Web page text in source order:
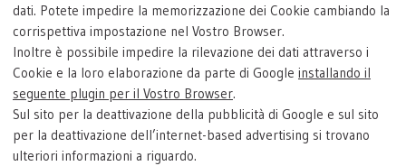
dati. Potete impedire la memorizzazione dei Cookie cambiando la
corrispettiva impostazione nel Vostro Browser.
Inoltre è possibile impedire la rilevazione dei dati attraverso i
Cookie e la loro elaborazione da parte di Google installando il
seguente plugin per il Vostro Browser.
Sul sito per la deattivazione della pubblicità di Google e sul sito
per la deattivazione dell’internet-based advertising si trovano
ulteriori informazioni a riguardo.